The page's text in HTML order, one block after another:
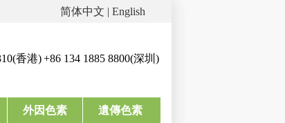
简体中文 | English
香港)+86 134 1885 8800(深圳)
外因色素 遺傳色素